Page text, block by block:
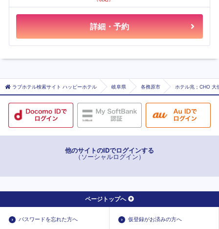
詳細・予約
ラブホテル検索サイト ハッピーホテル 岐阜県 各務原市 ホテル兆；CHO 大
他のサイトのIDでログインする
（ソーシャルログイン）
ページトップへ
パスワードを忘れた方へ 仮登録がお済みの方へ